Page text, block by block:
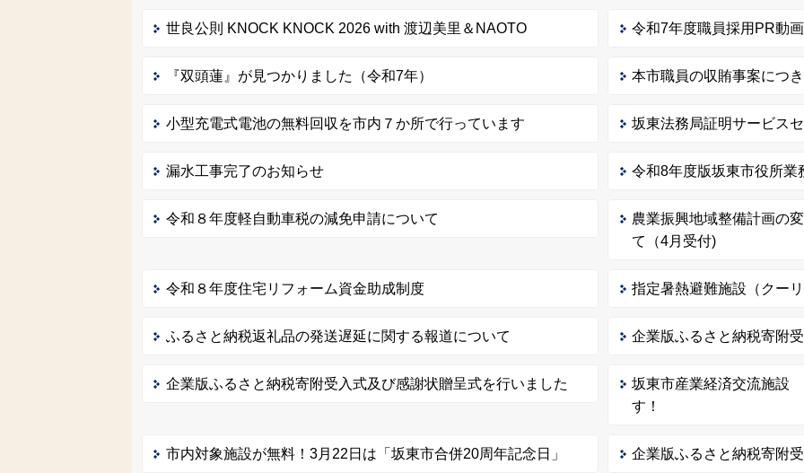
世良公則 KNOCK KNOCK 2026 with 渡辺美里＆NAOTO 令和7年度職員採用PR動
『双頭蓮』が見つかりました（令和7年） 本市職員の収賄事案につ
小型充電式電池の無料回収を市内７か所で行っています 坂東法務局証明サービス
漏水工事完了のお知らせ 令和8年度版坂東市役所業
令和８年度軽自動車税の減免申請について
農業振興地域整備計画の
て（4月受付)
令和８年度住宅リフォーム資金助成制度 指定暑熱避難施設（クー
ふるさと納税返礼品の発送遅延に関する報道について 企業版ふるさと納税寄附
企業版ふるさと納税寄附受入式及び感謝状贈呈式を行いました
坂東市産業経済交流施設
す！
市内対象施設が無料！3月22日は「坂東市合併20周年記念日」 企業版ふるさと納税寄附